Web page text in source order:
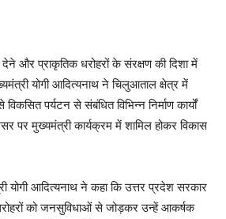
देने और प्राकृतिक धरोहरों के संरक्षण की दिशा में
योगी आदित्यनाथ ने चिलुआताल क्षेत्र में
पर्यटन से संबंधित विभिन्न निर्माण कार्यों
पर मुख्यमंत्री कार्यक्रम में शामिल होकर विकास
योगी आदित्यनाथ ने कहा कि उत्तर प्रदेश सरकार
को जनसुविधाओं से जोड़कर उन्हें आकर्षक